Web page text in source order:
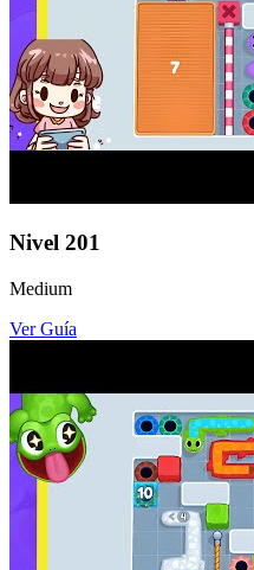
Nivel 201
Medium
Ver Guía